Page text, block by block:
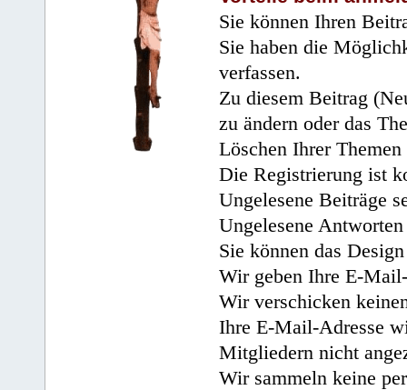
Sie können Ihren
Sie haben die
verfassen.
Zu diesem Beitrag
zu ändern oder das
Löschen Ihrer
Die Registrierung ist
Ungelesene Beiträge
Ungelesene
Sie können das
Wir geben Ihre E-
Wir verschicken
Ihre E-Mail-Adresse
Mitgliedern nicht
Wir sammeln keine